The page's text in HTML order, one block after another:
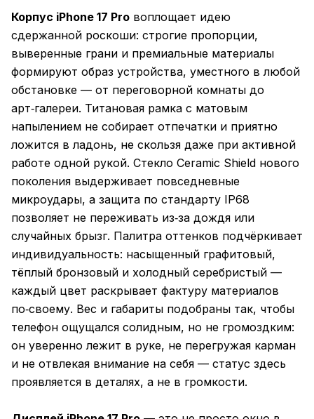
Корпус iPhone 17 Pro воплощает идею
сдержанной роскоши: строгие пропорции,
выверенные грани и премиальные материалы
формируют образ устройства, уместного в любой
обстановке — от переговорной комнаты до
арт‑галереи. Титановая рамка с матовым
напылением не собирает отпечатки и приятно
ложится в ладонь, не скользя даже при активной
работе одной рукой. Стекло Ceramic Shield нового
поколения выдерживает повседневные
микроудары, а защита по стандарту IP68
позволяет не переживать из‑за дождя или
случайных брызг. Палитра оттенков подчёркивает
индивидуальность: насыщенный графитовый,
тёплый бронзовый и холодный серебристый —
каждый цвет раскрывает фактуру материалов
по‑своему. Вес и габариты подобраны так, чтобы
телефон ощущался солидным, но не громоздким:
он уверенно лежит в руке, не перегружая карман
и не отвлекая внимание на себя — статус здесь
проявляется в деталях, а не в громкости.